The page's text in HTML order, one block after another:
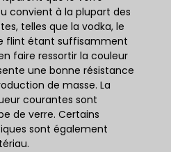
convient à la plupart des
telles que la vodka, le
flint étant suffisamment
faire ressortir la couleur
une bonne résistance
de masse. La
courantes sont
de verre. Certains
sont également